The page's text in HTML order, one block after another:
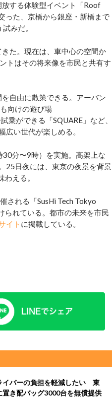
する体験型イベント「Roof
った、京橋から銀座・新橋まで
みだ。
た。現在は、車中心の空間か
トはその将来像を市民と共有す
自由に散策できる。アーバン
向けの遊び場
乗ができる「SQUARE」など、
い世代が楽しめる。
分〜9時）を実施。高架上な
25日夜には、東京の夜景を背景
える。
される「SusHi Tech Tokyo
れている。都市の未来を市民
イト に掲載している。
イバーの負担を軽減したい 東
置き配バッグ3000台を無償提供